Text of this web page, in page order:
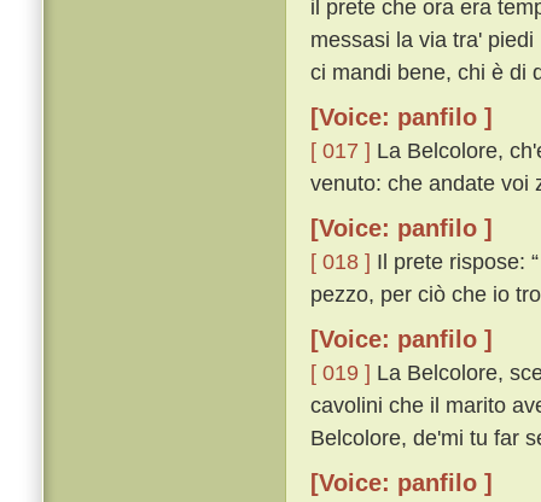
il prete che ora era
messasi la via tra'
ci mandi bene, chi è di
[Voice: panfilo ]
[ 017 ] La Belcolore,
venuto: che andate voi
[Voice: panfilo ]
[ 018 ] Il prete rispose:
pezzo, per ciò che io
[Voice: panfilo ]
[ 019 ] La Belcolore,
cavolini che il marito
Belcolore, de'mi tu far
[Voice: panfilo ]